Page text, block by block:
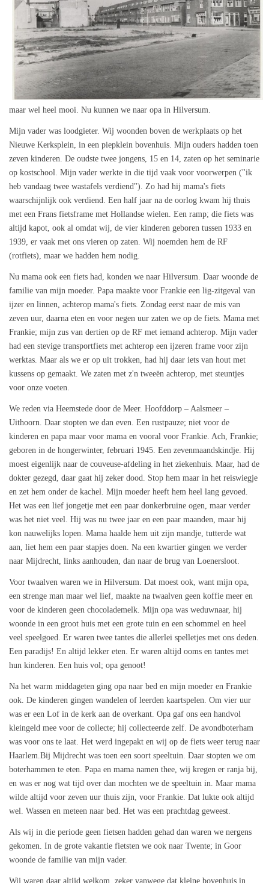
maar wel heel mooi. Nu kunnen we naar opa in Hilversum.
Mijn vader was loodgieter. Wij woonden boven de werkplaats op het
Nieuwe Kerksplein, in een piepklein bovenhuis. Mijn ouders hadden toen
zeven kinderen. De oudste twee jongens, 15 en 14, zaten op het seminarie
op kostschool. Mijn vader werkte in die tijd vaak voor voorwerpen ("ik
heb vandaag twee wastafels verdiend"). Zo had hij mama's fiets
waarschijnlijk ook verdiend. Een half jaar na de oorlog kwam hij thuis
met een Frans fietsframe met Hollandse wielen. Een ramp; die fiets was
altijd kapot, ook al omdat wij, de vier kinderen geboren tussen 1933 en
1939, er vaak met ons vieren op zaten. Wij noemden hem de RF
(rotfiets), maar we hadden hem nodig.
Nu mama ook een fiets had, konden we naar Hilversum. Daar woonde de
familie van mijn moeder. Papa maakte voor Frankie een lig-zitgeval van
ijzer en linnen, achterop mama's fiets. Zondag eerst naar de mis van
zeven uur, daarna eten en voor negen uur zaten we op de fiets. Mama met
Frankie; mijn zus van dertien op de RF met iemand achterop. Mijn vader
had een stevige transportfiets met achterop een ijzeren frame voor zijn
werktas. Maar als we er op uit trokken, had hij daar iets van hout met
kussens op gemaakt. We zaten met z'n tweeën achterop, met steuntjes
voor onze voeten.
We reden via Heemstede door de Meer. Hoofddorp – Aalsmeer –
Uithoorn. Daar stopten we dan even. Een rustpauze; niet voor de
kinderen en papa maar voor mama en vooral voor Frankie. Ach, Frankie;
geboren in de hongerwinter, februari 1945. Een zevenmaandskindje. Hij
moest eigenlijk naar de couveuse-afdeling in het ziekenhuis. Maar, had de
dokter gezegd, daar gaat hij zeker dood. Stop hem maar in het reiswiegje
en zet hem onder de kachel. Mijn moeder heeft hem heel lang gevoed.
Het was een lief jongetje met een paar donkerbruine ogen, maar verder
was het niet veel. Hij was nu twee jaar en een paar maanden, maar hij
kon nauwelijks lopen. Mama haalde hem uit zijn mandje, tutterde wat
aan, liet hem een paar stapjes doen. Na een kwartier gingen we verder
naar Mijdrecht, links aanhouden, dan naar de brug van Loenersloot.
Voor twaalven waren we in Hilversum. Dat moest ook, want mijn opa,
een strenge man maar wel lief, maakte na twaalven geen koffie meer en
voor de kinderen geen chocolademelk. Mijn opa was weduwnaar, hij
woonde in een groot huis met een grote tuin en een schommel en heel
veel speelgoed. Er waren twee tantes die allerlei spelletjes met ons deden.
Een paradijs! En altijd lekker eten. Er waren altijd ooms en tantes met
hun kinderen. Een huis vol; opa genoot!
Na het warm middageten ging opa naar bed en mijn moeder en Frankie
ook. De kinderen gingen wandelen of leerden kaartspelen. Om vier uur
was er een Lof in de kerk aan de overkant. Opa gaf ons een handvol
kleingeld mee voor de collecte; hij collecteerde zelf. De avondboterham
was voor ons te laat. Het werd ingepakt en wij op de fiets weer terug naar
Haarlem.Bij Mijdrecht was toen een soort speeltuin. Daar stopten we om
boterhammen te eten. Papa en mama namen thee, wij kregen er ranja bij,
en was er nog wat tijd over dan mochten we de speeltuin in. Maar mama
wilde altijd voor zeven uur thuis zijn, voor Frankie. Dat lukte ook altijd
wel. Wassen en meteen naar bed. Het was een prachtdag geweest.
Als wij in die periode geen fietsen hadden gehad dan waren we nergens
gekomen. In de grote vakantie fietsten we ook naar Twente; in Goor
woonde de familie van mijn vader.
Wij waren daar altijd welkom, zeker vanwege dat kleine bovenhuis in